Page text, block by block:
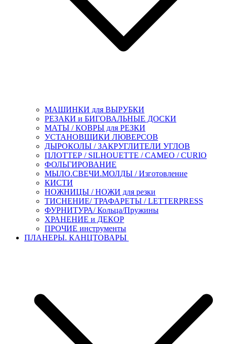
МАШИНКИ для ВЫРУБКИ
РЕЗАКИ и БИГОВАЛЬНЫЕ ДОСКИ
МАТЫ / КОВРЫ для РЕЗКИ
УСТАНОВЩИКИ ЛЮВЕРСОВ
ДЫРОКОЛЫ / ЗАКРУГЛИТЕЛИ УГЛОВ
ПЛОТТЕР / SILHOUETTE / CAMEO / CURIO
ФОЛЬГИРОВАНИЕ
МЫЛО.СВЕЧИ.МОЛДЫ / Изготовление
КИСТИ
НОЖНИЦЫ / НОЖИ для резки
ТИСНЕНИЕ/ ТРАФАРЕТЫ / LETTERPRESS
ФУРНИТУРА/ Кольца/Пружины
ХРАНЕНИЕ и ДЕКОР
ПРОЧИЕ инструменты
ПЛАНЕРЫ. КАНЦТОВАРЫ